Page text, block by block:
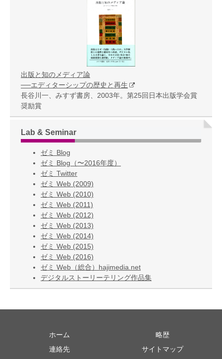
出版と知のメディア論
──エディターシップの歴史と再生
長谷川一、みすず書房、2003年。第25回日本出版学会賞
奨励賞
Lab & Seminar
ゼミ Blog
ゼミ Blog（〜2016年度）
ゼミ Twitter
ゼミ Web (2009)
ゼミ Web (2010)
ゼミ Web (2011)
ゼミ Web (2012)
ゼミ Web (2013)
ゼミ Web (2014)
ゼミ Web (2015)
ゼミ Web (2016)
ゼミ Web（総合）hajimedia.net
デジタルストーリーテリング作品集
ホーム
略歴
連絡先
サイトマップ